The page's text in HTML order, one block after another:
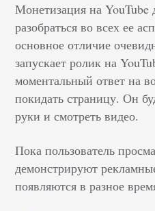
Монетизация на YouTube
разобраться во всех ее
основное отличие
запускает ролик на
моментальный ответ на
покидать страницу. Он
руки и смотреть видео.
Пока пользователь
демонстрируют
появляются в разное